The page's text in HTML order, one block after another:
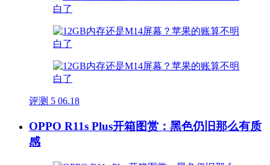
评测 5 06.18
OPPO R11s Plus开箱图赏：黑色仍旧那么有质
感